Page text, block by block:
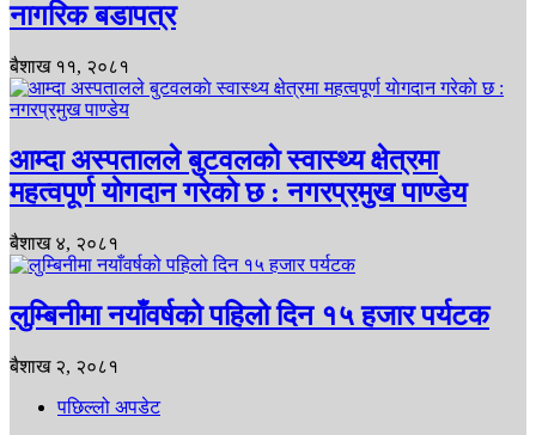
नागरिक बडापत्र
बैशाख ११, २०८१
आम्दा अस्पतालले बुटवलकाे स्वास्थ्य क्षेत्रमा
महत्वपूर्ण याेगदान गरेकाे छ : नगरप्रमुख पाण्डेय
बैशाख ४, २०८१
लुम्बिनीमा नयाँवर्षको पहिलो दिन १५ हजार पर्यटक
बैशाख २, २०८१
पछिल्लो अपडेट